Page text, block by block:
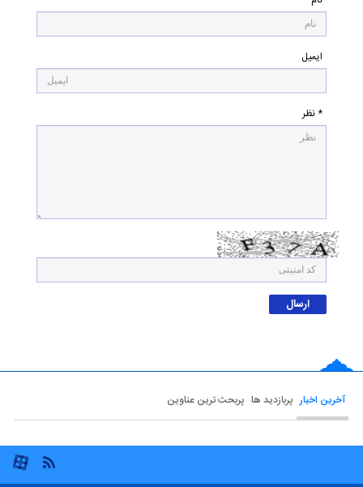
ایمیل
* نظر
آخرین اخبار پربازدید ها پربحث ترین عناوین